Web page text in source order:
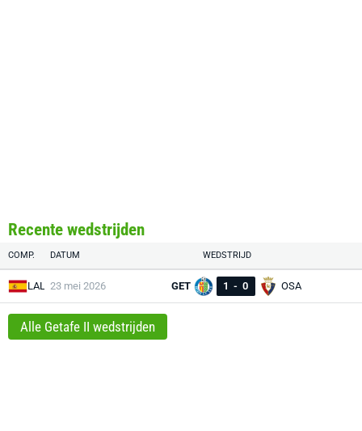
Recente wedstrijden
COMP. DATUM WEDSTRIJD
LAL 23 mei 2026 GET 1 - 0 OSA
Alle Getafe II wedstrijden